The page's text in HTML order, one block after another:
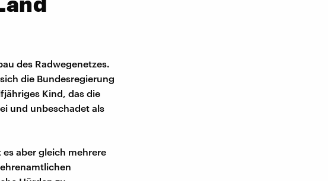
des Radwegenetzes.
die Bundesregierung
Kind, das die
und unbeschadet als
aber gleich mehrere